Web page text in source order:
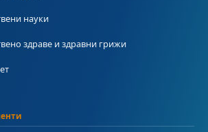
науки
здраве и здравни грижи